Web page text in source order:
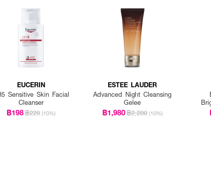
EUCERIN
Sensitive Skin Facial
Cleanser
฿198฿220 (10%)
ESTEE LAUDER
Advanced Night Cleansing
Gelee
฿1,980฿2,200 (10%)